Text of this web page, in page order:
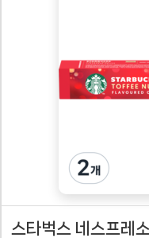
스타벅스 네스프레